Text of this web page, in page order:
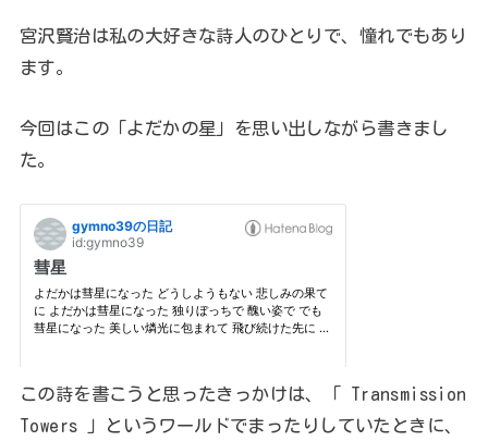
宮沢賢治は私の大好きな詩人のひとりで、憧れでもあり
ます。
今回はこの「よだかの星」を思い出しながら書きまし
た。
この詩を書こうと思ったきっかけは、「 Transmission
Towers 」というワールドでまったりしていたときに、